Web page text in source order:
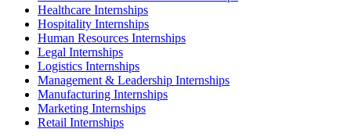
Healthcare Internships
Hospitality Internships
Human Resources Internships
Legal Internships
Logistics Internships
Management & Leadership Internships
Manufacturing Internships
Marketing Internships
Retail Internships